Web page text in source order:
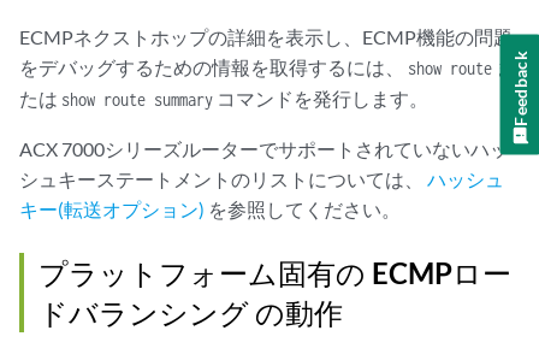
ECMPネクストホップの詳細を表示し、ECMP機能の問題
をデバッグするための情報を取得するには、
show route ま
たは show route summary コマンドを発行します。
ACX 7000シリーズルーターでサポートされていないハッ
シュキーステートメントのリストについては、 ハッシュ
キー(転送オプション) を参照してください。
プラットフォーム固有の ECMPロー
ドバランシング の動作
Feedback